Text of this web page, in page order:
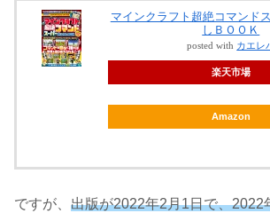
マインクラフト超絶コマンド
しＢＯＯＫ
posted with カエレ
楽天市場
Amazon
ですが、 出版が2022年2月1日で、2022